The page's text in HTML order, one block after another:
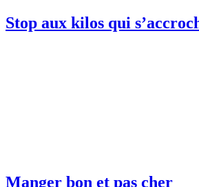
Stop aux kilos qui
Manger bon et pas cher